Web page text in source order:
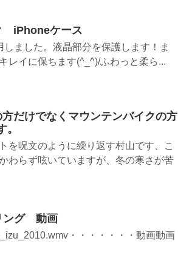
iPhoneケース
ました。液晶部分を保護します！ま
レイに保ちます(^_^)/ふわっと柔ら...
だけでなくマウンテンバイクの方
を呪文のように繰り返す村山です、こ
わらず呟いていますが、冬の寒さが苦
ング 動画
・・・・・・・動画動画